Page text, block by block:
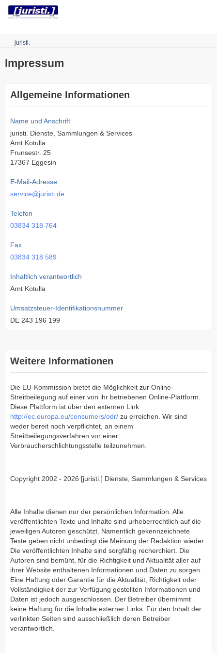
Robots.txt
juristi.
Impressum
Allgemeine Informationen
Name und Anschrift
juristi. Dienste, Sammlungen & Services
Arnt Kotulla
Frunsestr. 25
17367 Eggesin
E-Mail-Adresse
service@juristi.de
Telefon
03834 318 764
Fax
03834 318 589
Inhaltlich verantwortlich
Arnt Kotulla
Umsatzsteuer-Identifikationsnummer
DE 243 196 199
Weitere Informationen
Die EU-Kommission bietet die Möglichkeit zur Online-
Streitbeilegung auf einer von ihr betriebenen Online-Plattform.
Diese Plattform ist über den externen Link
http://ec.europa.eu/consumers/odr/ zu erreichen. Wir sind
weder bereit noch verpflichtet, an einem
Streitbeilegungsverfahren vor einer
Verbraucherschlichtungsstelle teilzunehmen.
Copyright 2002 - 2026 [juristi.] Dienste, Sammlungen & Services
Alle Inhalte dienen nur der persönlichen Information. Alle
veröffentlichten Texte und Inhalte sind urheberrechtlich auf die
jeweiligen Autoren geschützt. Namentlich gekennzeichnete
Texte geben nicht unbedingt die Meinung der Redaktion wieder.
Die veröffentlichten Inhalte sind sorgfältig recherchiert. Die
Autoren sind bemüht, für die Richtigkeit und Aktualität aller auf
ihrer Website enthaltenen Informationen und Daten zu sorgen.
Eine Haftung oder Garantie für die Aktualität, Richtigkeit oder
Vollständigkeit der zur Verfügung gestellten Informationen und
Daten ist jedoch ausgeschlossen. Der Betreiber übernimmt
keine Haftung für die Inhalte externer Links. Für den Inhalt der
verlinkten Seiten sind ausschließlich deren Betreiber
verantwortlich.